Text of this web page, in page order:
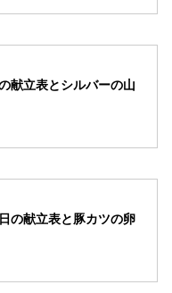
献立表とシルバーの山
の献立表と豚カツの卵